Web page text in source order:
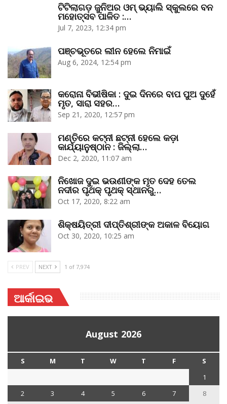
ଟିଟିଲାଗଡ଼ ଜୁନିଅର ଓମ୍‌ ଭ୍ୟାଲି ସ୍କୁଲରେ ବନ
ମହୋତ୍ସବ ପାଳିତ :…
Jul 7, 2023, 12:34 pm
ପଞ୍ଚଭୂତରେ ଲୀନ ହେଲେ ନିମାଇଁ
Aug 6, 2024, 12:54 pm
କରୋନା ବିଭୀଷିକା : ଦୁଇ ଦିନରେ ବାପ ପୁଅ ଦୁହେଁ
ମୃତ, ସାରା ସହର…
Sep 21, 2020, 12:57 pm
ମଣ୍ତିରେ କଟ୍‌ନୀ ଛଟ୍‌ନୀ ହେଲେ କଡ଼ା
କାର୍ଯ୍ୟାନୁଷ୍ଠାନ : ଜିଲ୍ଲା…
Dec 2, 2020, 11:07 am
ନିଖୋଜ ଦୁଇ ଭଉଣୀଙ୍କ ମୃତ ଦେହ ତେଲ
ନଦୀର ପୃଥକ୍‌ ପୃଥକ୍‌ ସ୍ଥାନରୁ…
Oct 17, 2020, 8:22 am
ଶିକ୍ଷୟିତ୍ରୀ ଦୀପ୍ତିଶ୍ରୀଙ୍କ ଅକାଳ ବିୟୋଗ
Oct 30, 2020, 10:25 am
PREV NEXT 1 of 7,974
ଆର୍କାଇଭ
August 2026
S M T W T F
S
1
2
3 4 5 6 7 8